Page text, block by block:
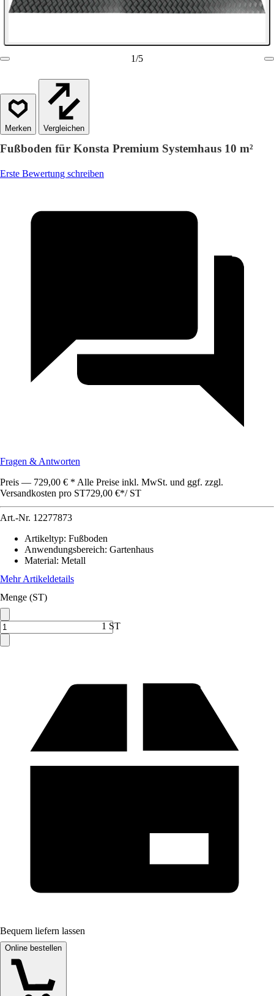
1/5
Vergleichen
Fußboden für Konsta Premium Systemhaus 10 m²
Erste Bewertung schreiben
Fragen & Antworten
Preis — 729,00 € * Alle Preise inkl. MwSt. und ggf. zzgl.
Versandkosten pro ST729,00 €*/ ST
Art.-Nr. 12277873
Artikeltyp: Fußboden
Anwendungsbereich: Gartenhaus
Material: Metall
Mehr Artikeldetails
Menge (ST)
1 ST
Bequem liefern lassen
Online bestellen